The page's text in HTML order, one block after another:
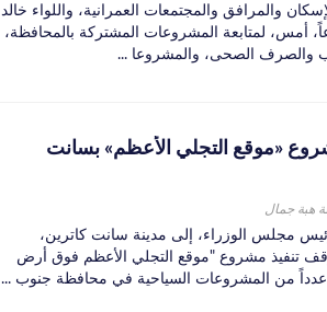
والمرافق والمجتمعات العمرانية، واللواء خالد
أمس، لمتابعة المشروعات المشتركة بالمحافظة،
والصرف الصحى، والمشروعا ...
«موقع التجلي الأعظم» بسانت
هبة جمال
مجلس الوزراء، إلى مدينة سانت كاترين،
تنفيذ مشروع "موقع التجلي الأعظم فوق أرض
من المشروعات السياحية في محافظة جنوب ...